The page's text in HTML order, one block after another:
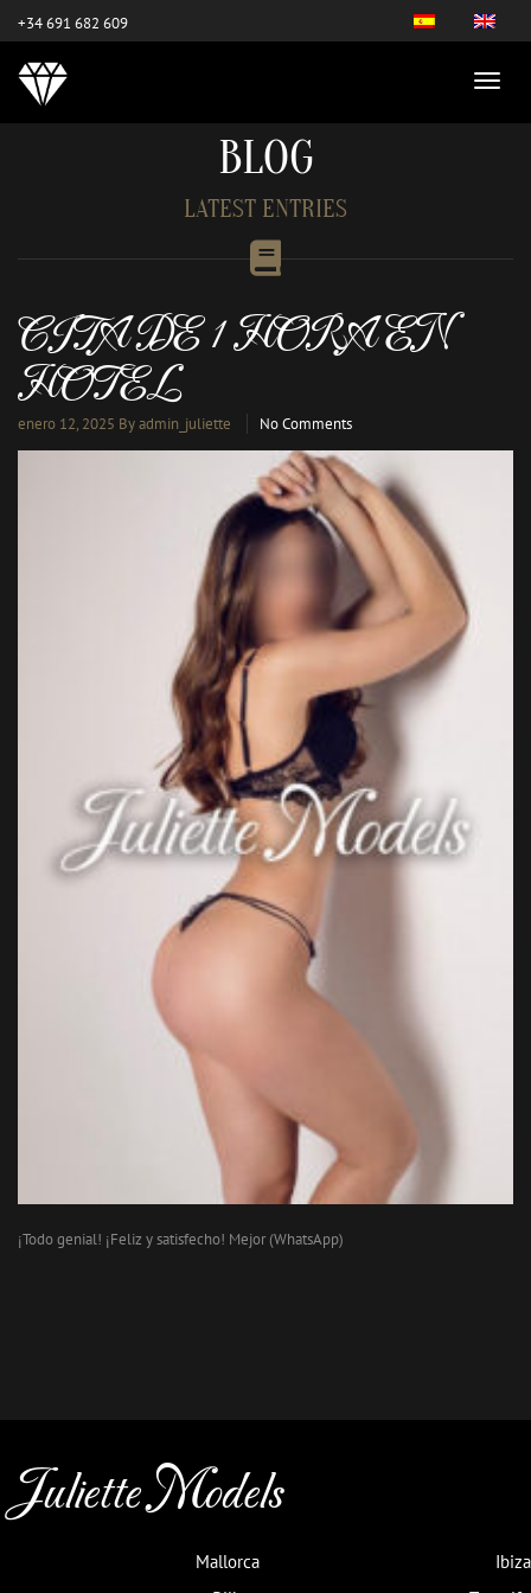
+34 691 682 609
BLOG
LATEST ENTRIES
CITA DE 1 HORA EN
HOTEL
enero 12, 2025 By admin_juliette No Comments
¡Todo genial! ¡Feliz y satisfecho! Mejor (WhatsApp)
Juliette Models
Mallorca
Ibiza